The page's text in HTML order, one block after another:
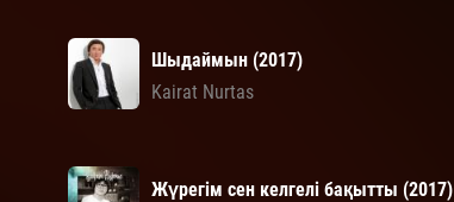
Шыдаймын (2017)
Kairat Nurtas
Жүрегім сен келгелі бақытты (2017)